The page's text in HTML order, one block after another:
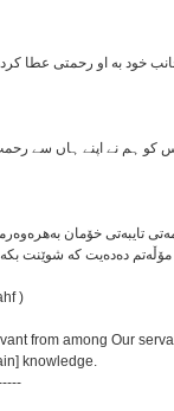
جانب خود به او رحمتی عطا
جس کو ہم نے اپنے ہاں سے
تایبه‌تی خۆمان
ده‌ده‌یت که شوێنت
)
from among Our
knowledge.